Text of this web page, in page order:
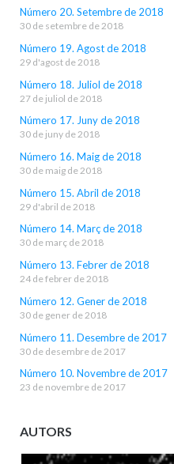
Número 20. Setembre de 2018
30 de setembre de 2018
Número 19. Agost de 2018
29 d'agost de 2018
Número 18. Juliol de 2018
27 de juliol de 2018
Número 17. Juny de 2018
30 de juny de 2018
Número 16. Maig de 2018
30 de maig de 2018
Número 15. Abril de 2018
29 d'abril de 2018
Número 14. Març de 2018
30 de març de 2018
Número 13. Febrer de 2018
24 de febrer de 2018
Número 12. Gener de 2018
30 de gener de 2018
Número 11. Desembre de 2017
30 de desembre de 2017
Número 10. Novembre de 2017
23 de novembre de 2017
AUTORS